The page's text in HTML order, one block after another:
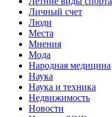
Личный счет
Люди
Места
Мнения
Мода
Народная медицина
Наука
Наука и техника
Недвижимость
Новости